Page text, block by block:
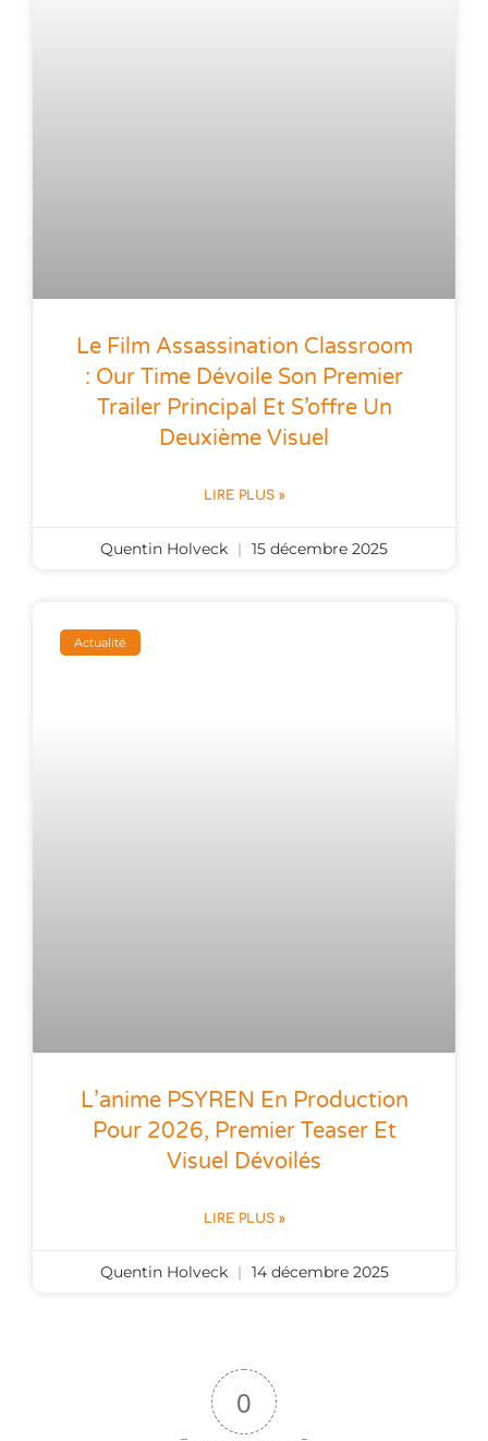
Le Film Assassination Classroom
: Our Time Dévoile Son Premier
Trailer Principal Et S’offre Un
Deuxième Visuel
LIRE PLUS »
Quentin Holveck 15 décembre 2025
Actualité
L’anime PSYREN En Production
Pour 2026, Premier Teaser Et
Visuel Dévoilés
LIRE PLUS »
Quentin Holveck 14 décembre 2025
0